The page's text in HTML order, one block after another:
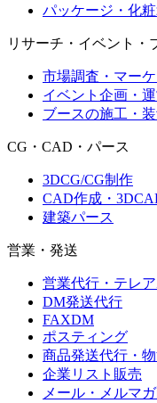
パッケージ・化
リサーチ・イベント・
市場調査・マー
イベント企画・
ブースの施工・
CG・CAD・パース
3DCG/CG制作
CAD作成・
建築パース
営業・発送
営業代行・テレ
DM発送代行
FAXDM
ポスティング
商品発送代行・
企業リスト販売
メール・メルマ